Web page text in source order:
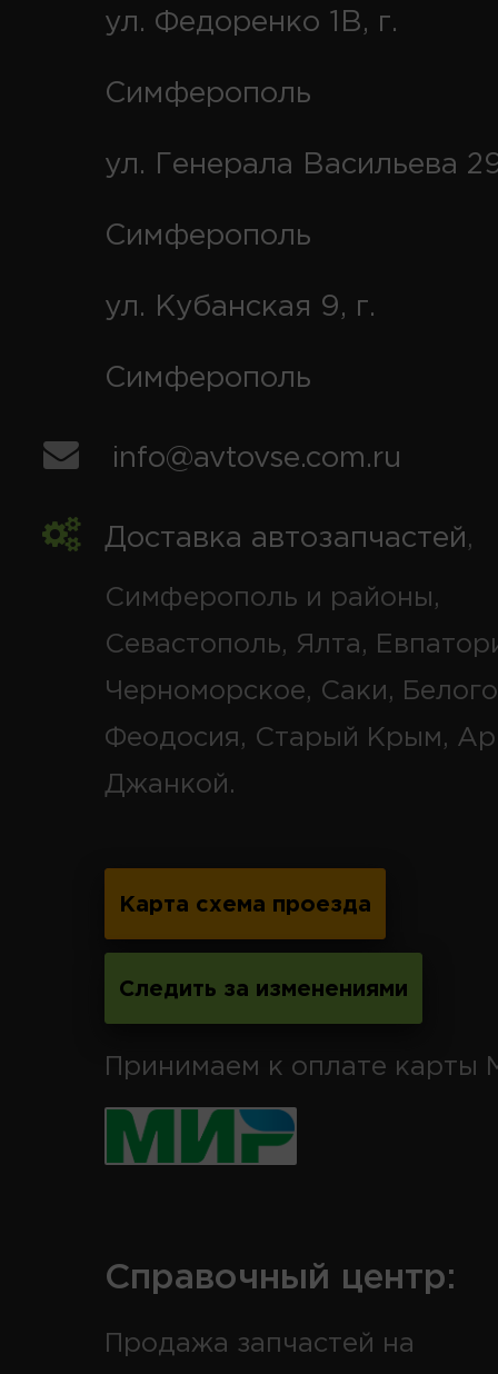
ул. Федоренко 1В, г.
Симферополь
ул. Генерала Васильева
Симферополь
ул. Кубанская 9, г.
Симферополь
info@avtovse.com.ru
Доставка автозапчастей,
Симферополь и районы,
Севастополь, Ялта,
Черноморское, Саки,
Феодосия, Старый Крым,
Джанкой.
Карта схема проезда
Следить за изменениями
Принимаем к оплате карты
Справочный центр:
Продажа запчастей на